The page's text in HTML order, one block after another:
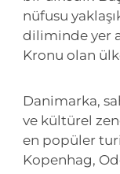
nüfusu
diliminde yer
Kronu olan
Danimarka,
ve kültürel
en popüler
Kopenhag,